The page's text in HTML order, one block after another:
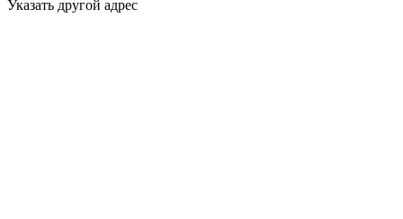
Указать другой адрес